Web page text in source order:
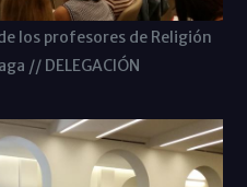
los profesores de Religión
// DELEGACIÓN